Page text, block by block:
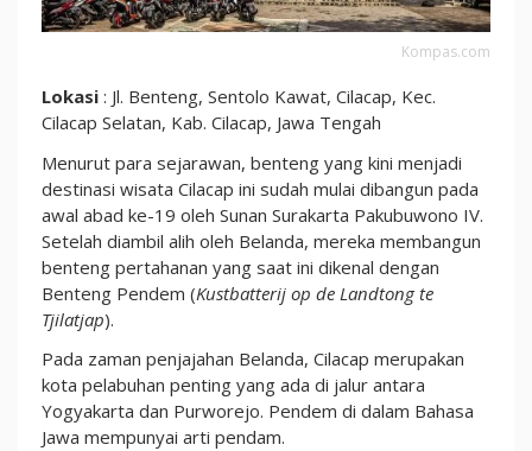
Kompas.com
Lokasi : Jl. Benteng, Sentolo Kawat, Cilacap, Kec.
Cilacap Selatan, Kab. Cilacap, Jawa Tengah
Menurut para sejarawan, benteng yang kini menjadi
destinasi wisata Cilacap ini sudah mulai dibangun pada
awal abad ke-19 oleh Sunan Surakarta Pakubuwono IV.
Setelah diambil alih oleh Belanda, mereka membangun
benteng pertahanan yang saat ini dikenal dengan
Benteng Pendem (Kustbatterij op de Landtong te
Tjilatjap).
Pada zaman penjajahan Belanda, Cilacap merupakan
kota pelabuhan penting yang ada di jalur antara
Yogyakarta dan Purworejo. Pendem di dalam Bahasa
Jawa mempunyai arti pendam.